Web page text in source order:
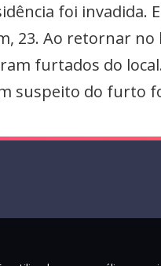
foi invadida.
23. Ao retornar
furtados do
suspeito do furto